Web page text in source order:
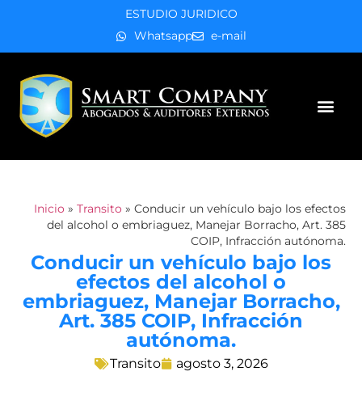
ESTUDIO JURIDICO
Whatsapp
e-mail
Inicio » Transito » Conducir un vehículo bajo los efectos
del alcohol o embriaguez, Manejar Borracho, Art. 385
COIP, Infracción autónoma.
Conducir un vehículo bajo los
efectos del alcohol o
embriaguez, Manejar Borracho,
Art. 385 COIP, Infracción
autónoma.
Transito agosto 3, 2026